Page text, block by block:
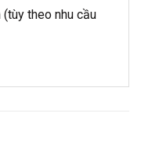
theo nhu cầu